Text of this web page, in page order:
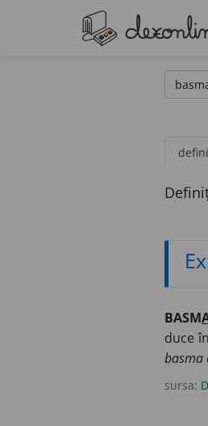
BASM
duce
basma
sursa: